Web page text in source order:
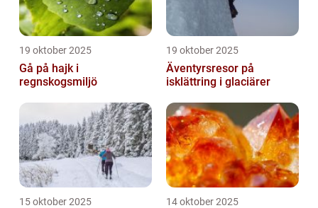
19 oktober 2025
Gå på hajk i
regnskogsmiljö
19 oktober 2025
Äventyrsresor på
isklättring i glaciärer
15 oktober 2025 14 oktober 2025